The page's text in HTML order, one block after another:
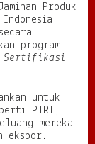
Produk
program
Sertifikasi
untuk
PIRT,
mereka
ekspor.